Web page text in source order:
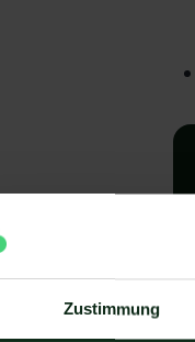
Zustimmung